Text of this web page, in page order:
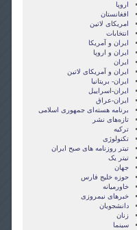
اروپا
افغانستان
امریکای لاتین
انتخابات
ايران و آمريکا
ايران و اروپا
ایران
ایران و آمریکای لاتین
ایران- بریتانیا
ایران-اسراییل
ایران-عراق
برنامه هسته‌ای جمهوری اسلامی
تازه‌های نشر
ترکیه
تکنولوژی
تیتر روزنامه های صبح ایران
تیتر یک
جهان
حوزه خلیج فارس
خاورمیانه
خبرهای نیمروزی
دانشجویان
زنان
سینما